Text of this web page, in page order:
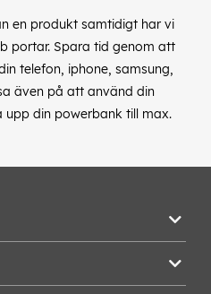
en produkt samtidigt har vi
portar. Spara tid genom att
telefon, iphone, samsung,
även på att använd din
din powerbank till max.